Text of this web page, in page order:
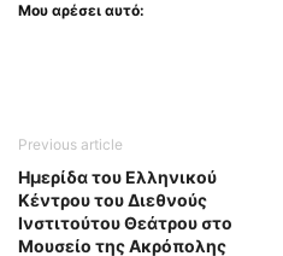
Μου αρέσει αυτό:
Previous article
Ημερίδα του Ελληνικού
Κέντρου του Διεθνούς
Ινστιτούτου Θεάτρου στο
Μουσείο της Ακρόπολης